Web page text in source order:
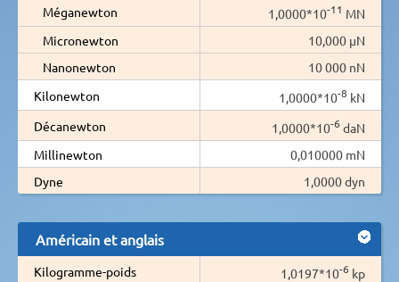
Méganewton
1,0000*10-11 MN
Micronewton
10,000 µN
Nanonewton
10 000 nN
Kilonewton
1,0000*10-8 kN
Décanewton
1,0000*10-6 daN
Millinewton
0,010000 mN
Dyne
1,0000 dyn
Américain et anglais
Kilogramme-poids 1,0197*10-6 kp